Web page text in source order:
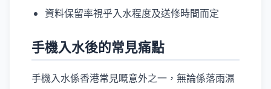
資料保留率視乎入水程度及送修時間而定
手機入水後的常見痛點
手機入水係香港常見嘅意外之一，無論係落雨濕